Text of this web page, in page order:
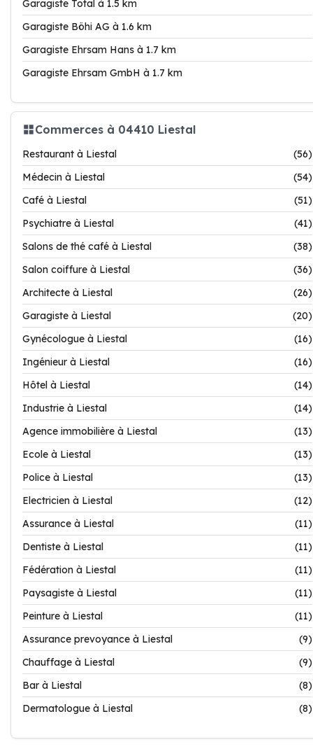
Garagiste Total à 1.5 km
Garagiste Böhi AG à 1.6 km
Garagiste Ehrsam Hans à 1.7 km
Garagiste Ehrsam GmbH à 1.7 km
Commerces à 04410 Liestal
Restaurant à Liestal
(56)
Médecin à Liestal
(54)
Café à Liestal
(51)
Psychiatre à Liestal
(41)
Salons de thé café à Liestal
(38)
Salon coiffure à Liestal
(36)
Architecte à Liestal
(26)
Garagiste à Liestal
(20)
Gynécologue à Liestal
(16)
Ingénieur à Liestal
(16)
Hôtel à Liestal
(14)
Industrie à Liestal
(14)
Agence immobilière à Liestal
(13)
Ecole à Liestal
(13)
Police à Liestal
(13)
Electricien à Liestal
(12)
Assurance à Liestal
(11)
Dentiste à Liestal
(11)
Fédération à Liestal
(11)
Paysagiste à Liestal
(11)
Peinture à Liestal
(11)
Assurance prevoyance à Liestal
(9)
Chauffage à Liestal
(9)
Bar à Liestal
(8)
Dermatologue à Liestal
(8)